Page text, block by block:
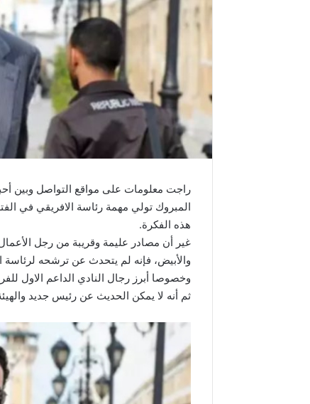
راجت معلومات على مواقع التواصل وبين
المبروك تولي مهمة رئاسة الافريقي في
هذه الفكرة.
غير أن مصادر عليمة وقريبة من رجل
والأبيض، فإنه لم يتحدث عن ترشحه لرئاسة
وخصوصا أبرز رجال النادي الداعم الاول
ثم أنه لا يمكن الحديث عن رئيس جديد